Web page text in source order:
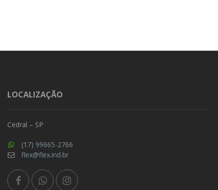
LOCALIZAÇÃO
Cedral – SP
(17) 99665-2766
flex@flex.ind.br